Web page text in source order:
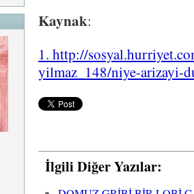
Kaynak:
1. http://
yilmaz_148/niye-arizayi-
İlgili Diğer Yazılar: